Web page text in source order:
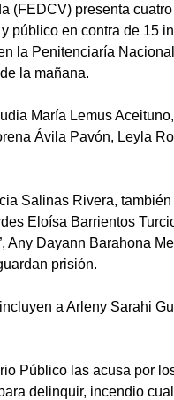
(FEDCV) presenta
público en contra de 15
la Penitenciaría
la mañana.
María Lemus
Ávila Pavón, Leyla
Salinas Rivera,
Eloísa Barrientos
Any Dayann Barahona
prisión.
a Arleny Sarahi
Público las acusa por
delinquir, incendio